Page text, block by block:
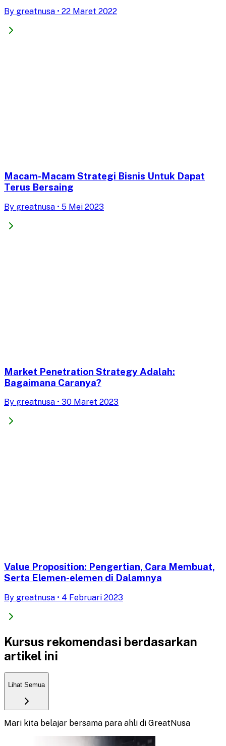
By greatnusa • 22 Maret 2022
Macam-Macam Strategi Bisnis Untuk Dapat
Terus Bersaing
By greatnusa • 5 Mei 2023
Market Penetration Strategy Adalah:
Bagaimana Caranya?
By greatnusa • 30 Maret 2023
Value Proposition: Pengertian, Cara Membuat,
Serta Elemen-elemen di Dalamnya
By greatnusa • 4 Februari 2023
Kursus rekomendasi berdasarkan
artikel ini
Lihat Semua
Mari kita belajar bersama para ahli di GreatNusa